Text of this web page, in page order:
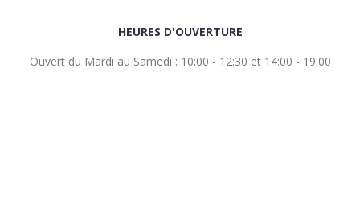
HEURES D'OUVERTURE
Ouvert du Mardi au Samedi : 10:00 - 12:30 et 14:00 - 19:00